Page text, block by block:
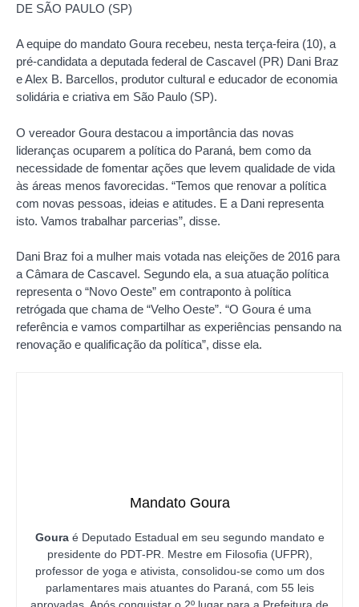
DE SÃO PAULO (SP)
A equipe do mandato Goura recebeu, nesta terça-feira (10), a
pré-candidata a deputada federal de Cascavel (PR) Dani Braz
e Alex B. Barcellos, produtor cultural e educador de economia
solidária e criativa em São Paulo (SP).
O vereador Goura destacou a importância das novas
lideranças ocuparem a política do Paraná, bem como da
necessidade de fomentar ações que levem qualidade de vida
às áreas menos favorecidas. “Temos que renovar a política
com novas pessoas, ideias e atitudes. E a Dani representa
isto. Vamos trabalhar parcerias”, disse.
Dani Braz foi a mulher mais votada nas eleições de 2016 para
a Câmara de Cascavel. Segundo ela, a sua atuação política
representa o “Novo Oeste” em contraponto à política
retrógada que chama de “Velho Oeste”. “O Goura é uma
referência e vamos compartilhar as experiências pensando na
renovação e qualificação da política”, disse ela.
Mandato Goura
Gouraé Deputado Estadual em seu segundo mandato e
presidente do PDT-PR. Mestre em Filosofia (UFPR),
professor de yoga e ativista, consolidou-se como um dos
parlamentares mais atuantes do Paraná, com 55 leis
aprovadas. Após conquistar o 2º lugar para a Prefeitura de